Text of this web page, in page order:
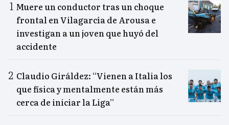
Muere un conductor tras un choque
frontal en Vilagarcía de Arousa e
investigan a un joven que huyó del
accidente
Claudio Giráldez: “Vienen a Italia los
que física y mentalmente están más
cerca de iniciar la Liga”